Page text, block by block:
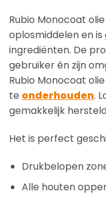
Rubio Monocoat
oplosmiddelen en
ingrediënten. De
gebruiker én zijn
Rubio Monocoat
te onderhouden.
gemakkelijk
Het is perfect
Drukbelopen
Alle houten